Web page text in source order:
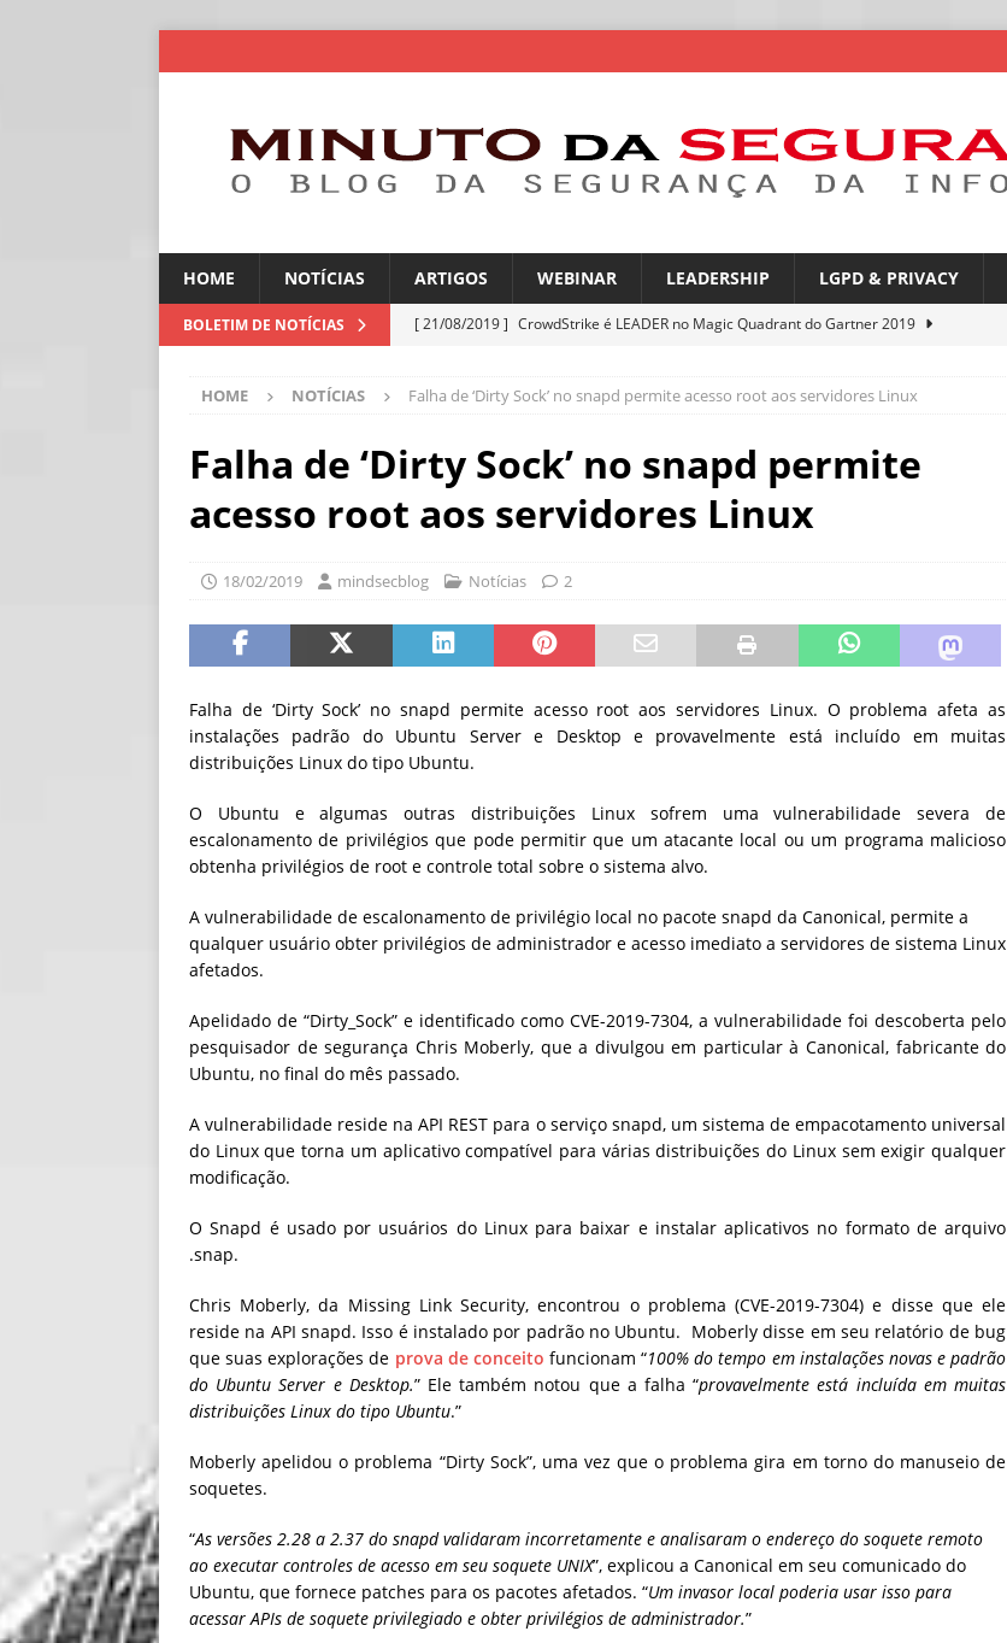
HOME NOTÍCIAS ARTIGOS WEBINAR LEADERSHIP LGPD & PRIVACY
BOLETIM DE NOTÍCIAS [ 21/08/2019 ] CrowdStrike é LEADER no Magic Quadrant do Gartner 2019
[ 06/08/2026 ] América Latina é a segunda região mais exposta a ciberameaças
industriais
NOTÍCIAS
[ 06/08/2026 ]
IA amplia desafio de segurança e governança nas redes corporativas
NOTÍCIAS
[ 06/08/2026 ]
[ 06/08/2026 ]
Sem guardrails, a autonomia da IA se torna um risco
NOTÍCIAS
HOME NOTÍCIAS Falha de ‘Dirty Sock’ no snapd permite acesso root aos servidores Linux
Falha de ‘Dirty Sock’ no snapd permite
acesso root aos servidores Linux
18/02/2019 mindsecblog Notícias 2
Falha de ‘Dirty Sock’ no snapd permite acesso root aos servidores Linux. O problema afeta as
instalações padrão do Ubuntu Server e Desktop e provavelmente está incluído em muitas
distribuições Linux do tipo Ubuntu.
O Ubuntu e algumas outras distribuições Linux sofrem uma vulnerabilidade severa de
escalonamento de privilégios que pode permitir que um atacante local ou um programa malicioso
obtenha privilégios de root e controle total sobre o sistema alvo.
A vulnerabilidade de escalonamento de privilégio local no pacote snapd da Canonical, permite a
qualquer usuário obter privilégios de administrador e acesso imediato a servidores de sistema Linux
afetados.
Apelidado de “Dirty_Sock” e identificado como CVE-2019-7304, a vulnerabilidade foi descoberta pelo
pesquisador de segurança Chris Moberly, que a divulgou em particular à Canonical, fabricante do
Ubuntu, no final do mês passado.
A vulnerabilidade reside na API REST para o serviço snapd, um sistema de empacotamento universal
do Linux que torna um aplicativo compatível para várias distribuições do Linux sem exigir qualquer
modificação.
O Snapd é usado por usuários do Linux para baixar e instalar aplicativos no formato de arquivo
.snap.
Chris Moberly, da Missing Link Security, encontrou o problema (CVE-2019-7304) e disse que ele
reside na API snapd. Isso é instalado por padrão no Ubuntu. Moberly disse em seu relatório de bug
que suas explorações de prova de conceito funcionam “100% do tempo em instalações novas e padrão
do Ubuntu Server e Desktop.” Ele também notou que a falha “provavelmente está incluída em muitas
distribuições Linux do tipo Ubuntu.”
Moberly apelidou o problema “Dirty Sock”, uma vez que o problema gira em torno do manuseio de
soquetes.
“As versões 2.28 a 2.37 do snapd validaram incorretamente e analisaram o endereço do soquete remoto
ao executar controles de acesso em seu soquete UNIX”, explicou a Canonical em seu comunicado do
Ubuntu, que fornece patches para os pacotes afetados. “Um invasor local poderia usar isso para
acessar APIs de soquete privilegiado e obter privilégios de administrador.”